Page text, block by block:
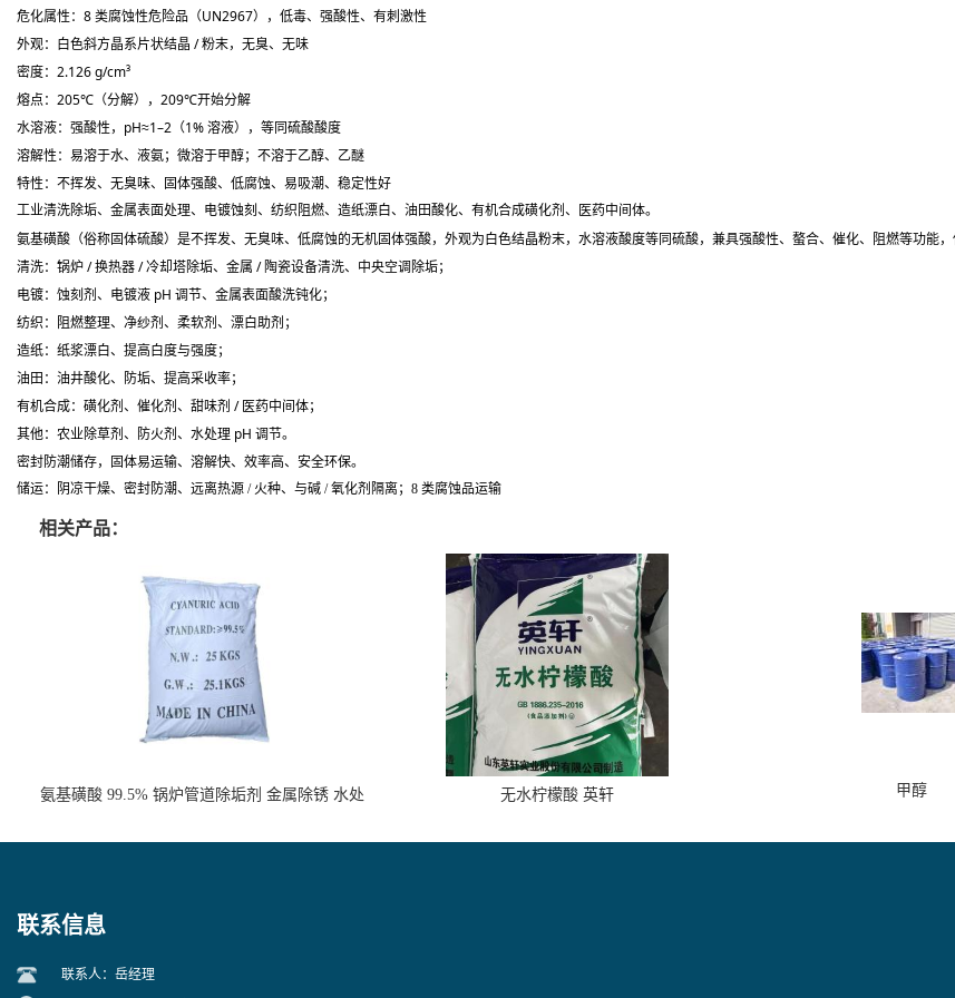
危化属性： 8 类腐蚀性危险品（UN2967），低毒、强酸性、有刺激性
外观： 白色斜方晶系片状结晶 / 粉末，无臭、无味
密度：2.126 g/cm³
熔点：205℃（分解），209℃开始分解
水溶液： 强酸性，pH≈1–2（1% 溶液），等同硫酸酸度
溶解性： 易溶于水、液氨；微溶于甲醇；不溶于乙醇、乙醚
特性： 不挥发、无臭味、固体强酸、低腐蚀、易吸潮、稳定性好
工业清洗除垢、金属表面处理、电镀蚀刻、纺织阻燃、造纸漂白、油田酸化、有机合成磺化剂、医药中间体。
氨基磺酸（俗称固体硫酸）是不挥发、无臭味、低腐蚀的无机固体强酸，外观为白色结晶粉末，水溶液酸度等同硫酸，兼具强酸性、螯合、催化、阻燃等功能，
清洗：锅炉 / 换热器 / 冷却塔除垢、金属 / 陶瓷设备清洗、中央空调除垢；
电镀：蚀刻剂、电镀液 pH 调节、金属表面酸洗钝化；
纺织：阻燃整理、净纱剂、柔软剂、漂白助剂；
造纸：纸浆漂白、提高白度与强度；
油田：油井酸化、防垢、提高采收率；
有机合成：磺化剂、催化剂、甜味剂 / 医药中间体；
其他：农业除草剂、防火剂、水处理 pH 调节。
密封防潮储存， 固体易运输、溶解快、效率高、安全环保。
储运： 阴凉干燥、密封防潮、远离热源 / 火种、与碱 / 氧化剂隔离；8 类腐蚀品运输
相关产品：
氨基磺酸 99.5% 锅炉管道除垢剂 金属除锈 水处
无水柠檬酸 英轩 甲醇
联系信息
联系人：岳经理